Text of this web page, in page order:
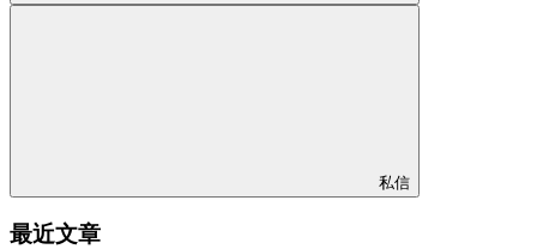
私信
最近文章